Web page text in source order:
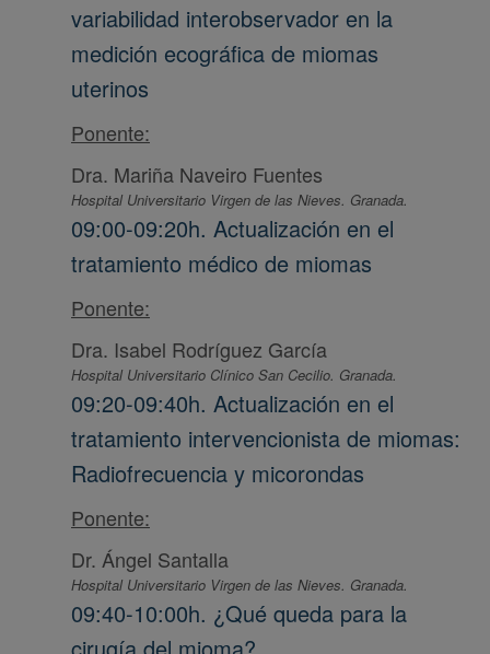
variabilidad interobservador en la
medición ecográfica de miomas
uterinos
Ponente:
Dra. Mariña Naveiro Fuentes
Hospital Universitario Virgen de las Nieves. Granada.
09:00-09:20h. Actualización en el
tratamiento médico de miomas
Ponente:
Dra. Isabel Rodríguez García
Hospital Universitario Clínico San Cecilio. Granada.
09:20-09:40h. Actualización en el
tratamiento intervencionista de miomas:
Radiofrecuencia y micorondas
Ponente:
Dr. Ángel Santalla
Hospital Universitario Virgen de las Nieves. Granada.
09:40-10:00h. ¿Qué queda para la